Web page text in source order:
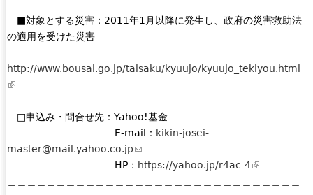
■対象とする災害：2011年1月以降に発生し、政府の災害救助法
の適用を受けた災害
http://www.bousai.go.jp/taisaku/kyuujo/kyuujo_tekiyou.html
(
k
□申込み・問合せ先：Yahoo!基金
E-mail： kikin-josei-
master@mail.yahoo.co.jp(
HP： https://yahoo.jp/r4ac-4(